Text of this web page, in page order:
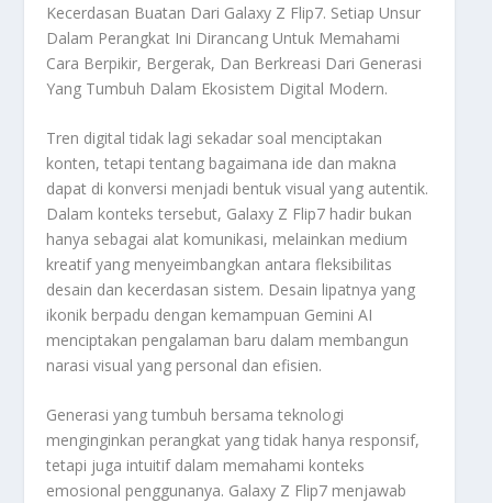
Kecerdasan Buatan Dari Galaxy Z Flip7. Setiap Unsur
Dalam Perangkat Ini Dirancang Untuk Memahami
Cara Berpikir, Bergerak, Dan Berkreasi Dari Generasi
Yang Tumbuh Dalam Ekosistem Digital Modern.
Tren digital tidak lagi sekadar soal menciptakan
konten, tetapi tentang bagaimana ide dan makna
dapat di konversi menjadi bentuk visual yang autentik.
Dalam konteks tersebut, Galaxy Z Flip7 hadir bukan
hanya sebagai alat komunikasi, melainkan medium
kreatif yang menyeimbangkan antara fleksibilitas
desain dan kecerdasan sistem. Desain lipatnya yang
ikonik berpadu dengan kemampuan Gemini AI
menciptakan pengalaman baru dalam membangun
narasi visual yang personal dan efisien.
Generasi yang tumbuh bersama teknologi
menginginkan perangkat yang tidak hanya responsif,
tetapi juga intuitif dalam memahami konteks
emosional penggunanya. Galaxy Z Flip7 menjawab